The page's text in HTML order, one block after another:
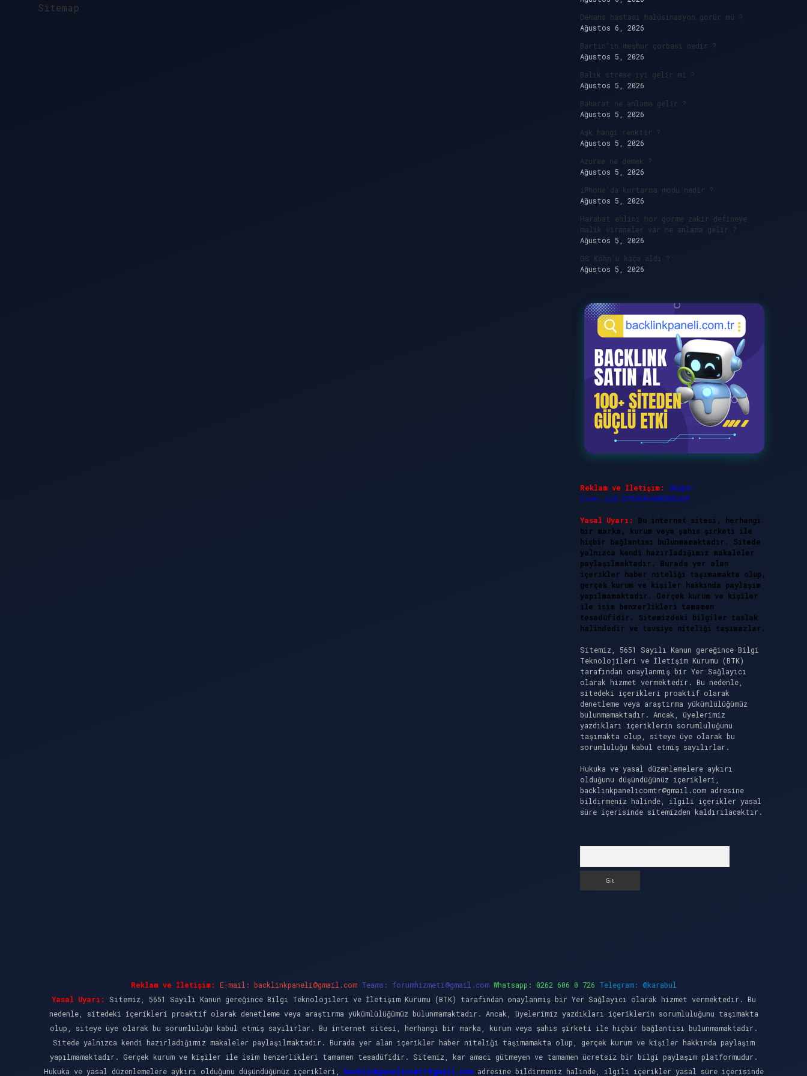
Sitemap
Demans hastası halüsinasyon görür mü ?
Ağustos 6, 2026
Bartın’ın meşhur çorbası nedir ?
Ağustos 5, 2026
Balık strese iyi gelir mi ?
Ağustos 5, 2026
Baharat ne anlama gelir ?
Ağustos 5, 2026
Aşk hangi renktir ?
Ağustos 5, 2026
Azuree ne demek ?
Ağustos 5, 2026
iPhone’da kurtarma modu nedir ?
Ağustos 5, 2026
Harabat ehlini hor görme zakir defineye
malik viraneler var ne anlama gelir ?
Ağustos 5, 2026
GS Köhn’ü kaça aldı ?
Ağustos 5, 2026
Reklam ve İletişim:
Skype:
live:.cid.575569c608265c69
Yasal Uyarı:
Bu internet sitesi, herhangi
bir marka, kurum veya şahıs şirketi ile
hiçbir bağlantısı bulunmamaktadır. Sitede
yalnızca kendi hazırladığımız makaleler
paylaşılmaktadır. Burada yer alan
içerikler haber niteliği taşımamakta olup,
gerçek kurum ve kişiler hakkında paylaşım
yapılmamaktadır. Gerçek kurum ve kişiler
ile isim benzerlikleri tamamen
tesadüfidir. Sitemizdeki bilgiler taslak
halindedir ve tavsiye niteliği taşımazlar.
Sitemiz, 5651 Sayılı Kanun gereğince Bilgi
Teknolojileri ve İletişim Kurumu (BTK)
tarafından onaylanmış bir Yer Sağlayıcı
olarak hizmet vermektedir. Bu nedenle,
sitedeki içerikleri proaktif olarak
denetleme veya araştırma yükümlülüğümüz
bulunmamaktadır. Ancak, üyelerimiz
yazdıkları içeriklerin sorumluluğunu
taşımakta olup, siteye üye olarak bu
sorumluluğu kabul etmiş sayılırlar.
Hukuka ve yasal düzenlemelere aykırı
olduğunu düşündüğünüz içerikleri,
backlinkpanelicomtr@gmail.comadresine
bildirmeniz halinde, ilgili içerikler yasal
süre içerisinde sitemizden kaldırılacaktır.
Reklam ve İletişim: E-mail: backlinkpaneli@gmail.com Teams: forumhizmeti@gmail.com Whatsapp: 0262 606 0 726 Telegram: @karabul
Yasal Uyarı:
Sitemiz, 5651 Sayılı Kanun gereğince Bilgi Teknolojileri ve İletişim Kurumu (BTK) tarafından onaylanmış bir Yer Sağlayıcı olarak hizmet vermektedir. Bu
nedenle, sitedeki içerikleri proaktif olarak denetleme veya araştırma yükümlülüğümüz bulunmamaktadır. Ancak, üyelerimiz yazdıkları içeriklerin sorumluluğunu taşımakta
olup, siteye üye olarak bu sorumluluğu kabul etmiş sayılırlar. Bu internet sitesi, herhangi bir marka, kurum veya şahıs şirketi ile hiçbir bağlantısı bulunmamaktadır.
Sitede yalnızca kendi hazırladığımız makaleler paylaşılmaktadır. Burada yer alan içerikler haber niteliği taşımamakta olup, gerçek kurum ve kişiler hakkında paylaşım
yapılmamaktadır. Gerçek kurum ve kişiler ile isim benzerlikleri tamamen tesadüfidir. Sitemiz, kar amacı gütmeyen ve tamamen ücretsiz bir bilgi paylaşım platformudur.
Hukuka ve yasal düzenlemelere aykırı olduğunu düşündüğünüz içerikleri, backlinkpanelicomtr@gmail.comadresine bildirmeniz halinde, ilgili içerikler yasal süre içerisinde